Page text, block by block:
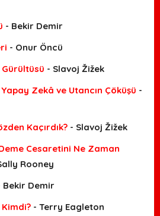
- Bekir Demir
- Onur Öncü
- Slavoj Žižek
Zekâ ve Utancın Çöküşü -
Kaçırdık? - Slavoj Žižek
Cesaretini Ne Zaman
Rooney
Bekir Demir
- Terry Eagleton